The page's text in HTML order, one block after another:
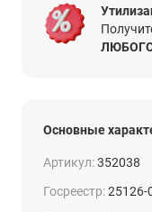
Основные
Артикул:352038
Госреестр:25126-